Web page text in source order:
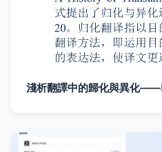
淺析翻譯中的歸化與異化——